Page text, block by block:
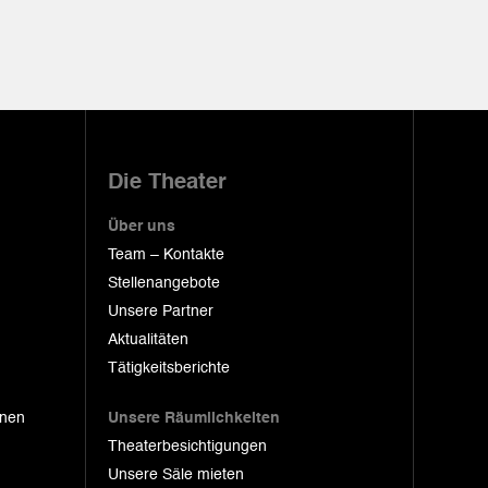
Die Theater
Über uns
Team – Kontakte
Stellenangebote
Unsere Partner
Aktualitäten
Tätigkeitsberichte
Unsere Räumlichkeiten
Theaterbesichtigungen
Unsere Säle mieten